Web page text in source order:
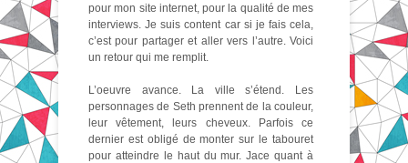
pour mon site internet, pour la qualité de mes
interviews. Je suis content car si je fais cela,
c’est pour partager et aller vers l’autre. Voici
un retour qui me remplit.
L’oeuvre avance. La ville s’étend. Les
personnages de Seth prennent de la couleur,
leur vêtement, leurs cheveux. Parfois ce
dernier est obligé de monter sur le tabouret
pour atteindre le haut du mur. Jace quant à